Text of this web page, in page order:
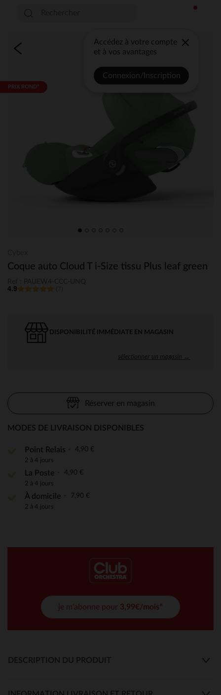
Accédez à votre compte
et à vos avantages
Connexion/Inscription
PRIX ROND*
Coque auto Cloud T i-Size tissu Plus leaf green
4.9
DISPONIBILITÉ IMMÉDIATE EN MAGASIN
sélectionner un magasin →
Réserver en magasin
MODES DE LIVRAISON DISPONIBLES
Point Relais 4,90 €
2 à 4 jours
La Poste 4,90 €
2 à 4 jours
À domicile 7,90 €
2 à 4 jours
je m'abonne pour 3,99€/mois*
DESCRIPTION DU PRODUIT